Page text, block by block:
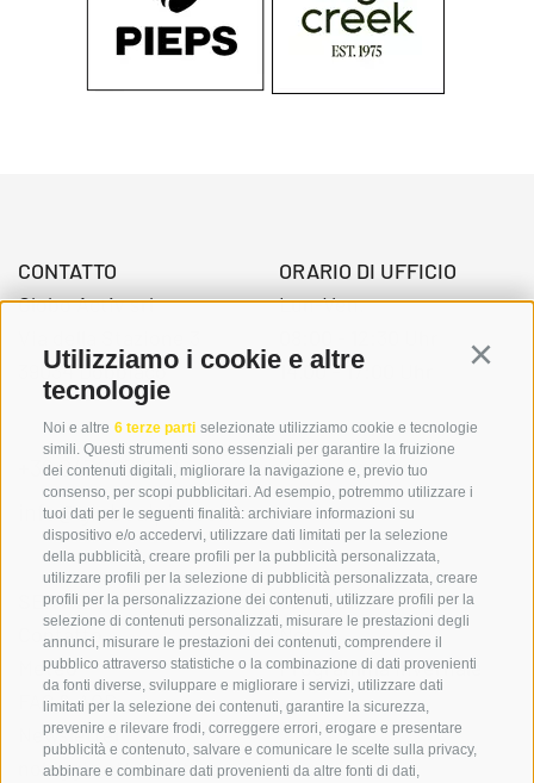
Utilizziamo i cookie e altre
tecnologie
Noi e altre 6 terze parti selezionate utilizziamo cookie e tecnologie
simili. Questi strumenti sono essenziali per garantire la fruizione
dei contenuti digitali, migliorare la navigazione e, previo tuo
consenso, per scopi pubblicitari. Ad esempio, potremmo utilizzare i
tuoi dati per le seguenti finalità: archiviare informazioni su
dispositivo e/o accedervi, utilizzare dati limitati per la selezione
della pubblicità, creare profili per la pubblicità personalizzata,
utilizzare profili per la selezione di pubblicità personalizzata, creare
profili per la personalizzazione dei contenuti, utilizzare profili per la
selezione di contenuti personalizzati, misurare le prestazioni degli
annunci, misurare le prestazioni dei contenuti, comprendere il
pubblico attraverso statistiche o la combinazione di dati provenienti
da fonti diverse, sviluppare e migliorare i servizi, utilizzare dati
limitati per la selezione dei contenuti, garantire la sicurezza,
prevenire e rilevare frodi, correggere errori, erogare e presentare
pubblicità e contenuto, salvare e comunicare le scelte sulla privacy,
abbinare e combinare dati provenienti da altre fonti di dati,
CONTATTO
Globo Activ srl
39034 Dobbiaco
+39 0474 976139
info@globoalpin.com
ORARIO DI UFFICIO
Lun-Ven.
14.00 – 17:00 Uhr
SERVIZIO
Contatto
Meteo
FAQ & AGB
Newsletter
noleggio attrezzatura
ON TOUR
Noi
Programma invernale